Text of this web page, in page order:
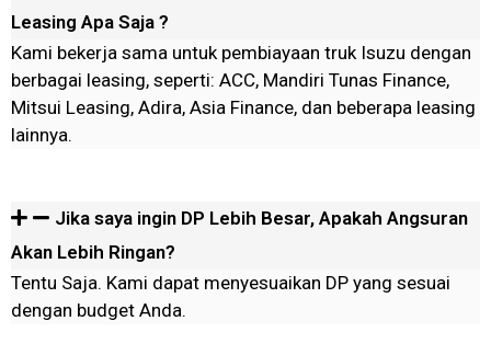
Leasing Apa Saja ?
Kami bekerja sama untuk pembiayaan truk Isuzu dengan
berbagai leasing, seperti: ACC, Mandiri Tunas Finance,
Mitsui Leasing, Adira, Asia Finance, dan beberapa leasing
lainnya.
Jika saya ingin DP Lebih Besar, Apakah Angsuran
Akan Lebih Ringan?
Tentu Saja. Kami dapat menyesuaikan DP yang sesuai
dengan budget Anda.